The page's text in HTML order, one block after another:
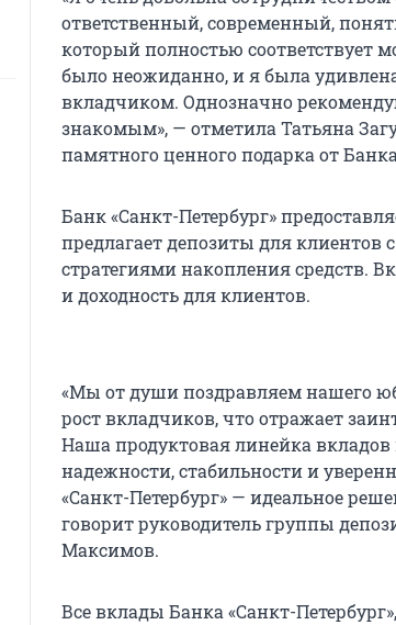
ответственный, современный,
который полностью соответствует
было неожиданно, и я была
вкладчиком. Однозначно
знакомым», — отметила Татьяна
памятного ценного подарка от
Банк «Санкт-Петербург»
предлагает депозиты для
стратегиями накопления средств.
и доходность для клиентов.
«Мы от души поздравляем нашего
рост вкладчиков, что отражает
Наша продуктовая линейка
надежности, стабильности и
«Санкт-Петербург» — идеальное
говорит руководитель группы
Максимов.
Все вклады Банка «Санкт-